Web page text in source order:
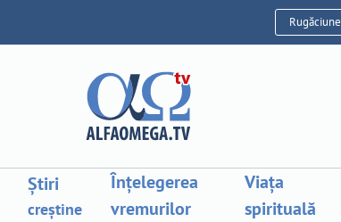
Rugăciune
Știri
creștine
Înțelegerea
vremurilor
Viața
spirituală